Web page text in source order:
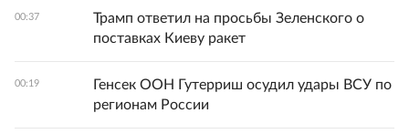
00:37
Трамп ответил на просьбы Зеленского о
поставках Киеву ракет
00:19
Генсек ООН Гутерриш осудил удары ВСУ по
регионам России